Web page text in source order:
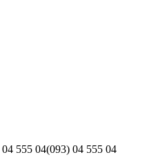
04 555 04(093) 04 555 04